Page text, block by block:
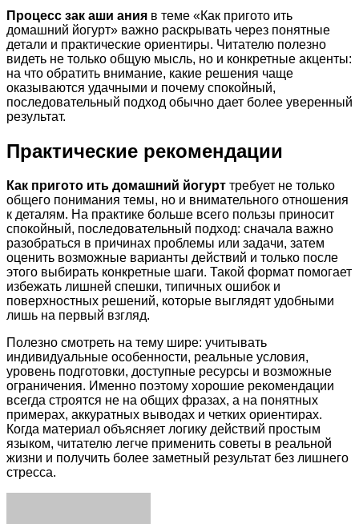
Процесс зак аши ания в теме «Как пригото ить
домашний йогурт» важно раскрывать через понятные
детали и практические ориентиры. Читателю полезно
видеть не только общую мысль, но и конкретные акценты:
на что обратить внимание, какие решения чаще
оказываются удачными и почему спокойный,
последовательный подход обычно дает более уверенный
результат.
Практические рекомендации
Как пригото ить домашний йогурт требует не только
общего понимания темы, но и внимательного отношения
к деталям. На практике больше всего пользы приносит
спокойный, последовательный подход: сначала важно
разобраться в причинах проблемы или задачи, затем
оценить возможные варианты действий и только после
этого выбирать конкретные шаги. Такой формат помогает
избежать лишней спешки, типичных ошибок и
поверхностных решений, которые выглядят удобными
лишь на первый взгляд.
Полезно смотреть на тему шире: учитывать
индивидуальные особенности, реальные условия,
уровень подготовки, доступные ресурсы и возможные
ограничения. Именно поэтому хорошие рекомендации
всегда строятся не на общих фразах, а на понятных
примерах, аккуратных выводах и четких ориентирах.
Когда материал объясняет логику действий простым
языком, читателю легче применить советы в реальной
жизни и получить более заметный результат без лишнего
стресса.